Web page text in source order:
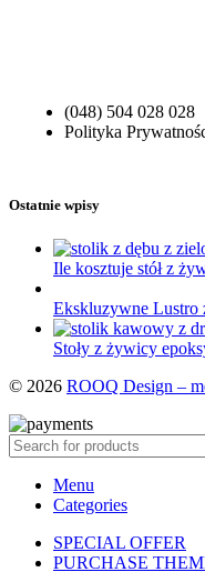
(048) 504 028 028
Polityka
Ostatnie wpisy
Ile kosztuje stół z
Ekskluzywne Lustro
Stoły z żywicy
© 2026 ROOQ Design –
Menu
Categories
SPECIAL OFFER
PURCHASE